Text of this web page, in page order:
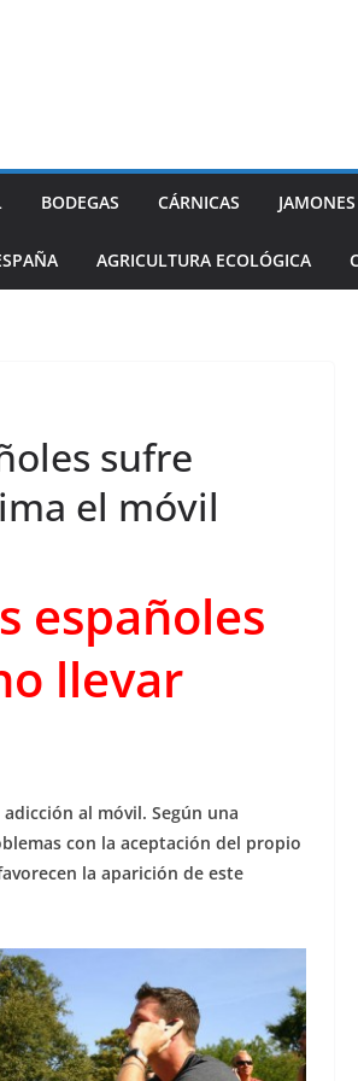
BODEGAS CÁRNICAS
AGRICULTURA ECOLÓGICA
sufre
el móvil
españoles
llevar
al móvil. Según una
con la aceptación del propio
la aparición de este